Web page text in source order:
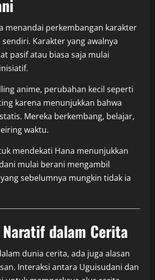
menandai perkembangan karakter
Karakter yang awalnya
pasif atau biasa saja mulai
anime, perubahan kecil seperti
karena menunjukkan bahwa
Mereka berkembang, belajar,
waktu.
mendekati Hana menunjukkan
mulai berani mengambil
sebelumnya mungkin tidak ia
Naratif dalam Cerita
dunia cerita, ada juga alasan
Interaksi antara Uguisudani dan